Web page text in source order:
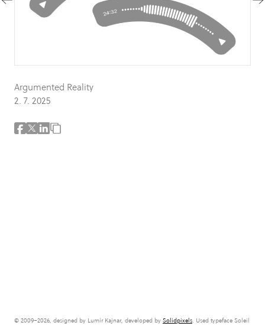
Argumented Reality
2. 7. 2025
© 2009–2026, designed by Lumír Kajnar, developed by Solidpixels. Used typeface Soleil